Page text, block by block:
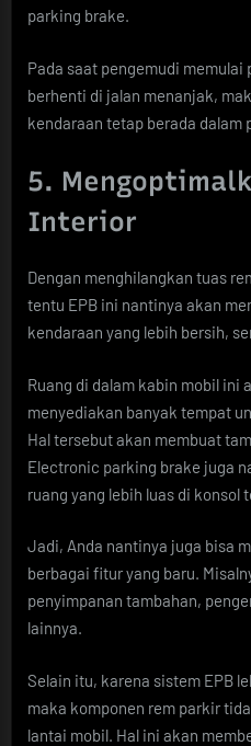
parking brake.
Pada saat pengemudi memulai
berhenti di jalan menanjak,
kendaraan tetap berada dalam
5.
Interior
Dengan menghilangkan tuas
tentu EPB ini nantinya akan
kendaraan yang lebih bersih,
Ruang di dalam kabin mobil ini
menyediakan banyak tempat
Hal tersebut akan membuat
Electronic parking brake juga
ruang yang lebih luas di konsol
Jadi, Anda nantinya juga bisa
berbagai fitur yang baru.
penyimpanan tambahan,
lainnya.
Selain itu, karena sistem EPB
maka komponen rem parkir
lantai mobil. Hal ini akan